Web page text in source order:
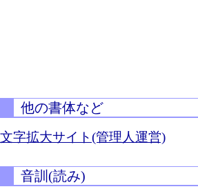
他の書体など
文字拡大サイト(管理人運営)
音訓(読み)